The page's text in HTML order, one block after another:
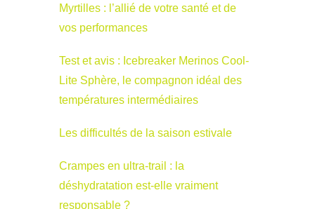
Myrtilles : l’allié de votre santé et de
vos performances
Test et avis : Icebreaker Merinos Cool-
Lite Sphère, le compagnon idéal des
températures intermédiaires
Les difficultés de la saison estivale
Crampes en ultra-trail : la
déshydratation est-elle vraiment
responsable ?